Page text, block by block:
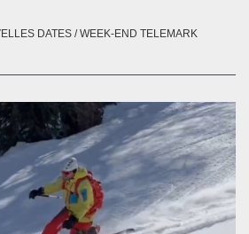
DATES / WEEK-END TELEMARK